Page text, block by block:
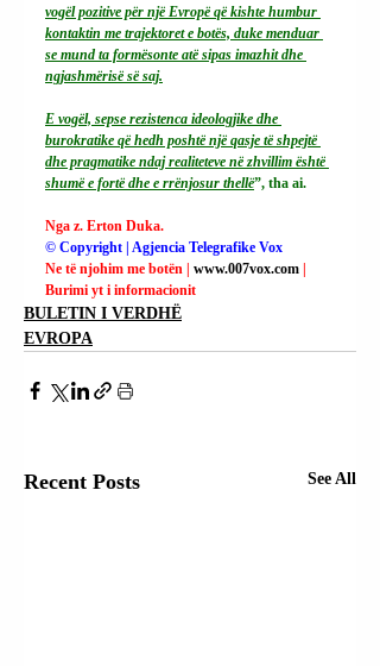
vogël pozitive për një Evropë që kishte humbur
kontaktin me trajektoret e botës, duke menduar
se mund ta formësonte atë sipas imazhit dhe
ngjashmërisë së saj.
E vogël, sepse rezistenca ideologjike dhe
burokratike që hedh poshtë një qasje të shpejtë
dhe pragmatike ndaj realiteteve në zhvillim është
shumë e fortë dhe e rrënjosur thellë”, tha ai.
Nga z. Erton Duka.
© Copyright | Agjencia Telegrafike Vox
Ne të njohim me botën | www.007vox.com |
Burimi yt i informacionit
BULETIN I VERDHË
EVROPA
Recent Posts See All